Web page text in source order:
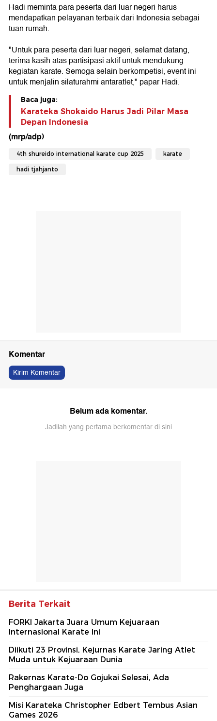
Hadi meminta para peserta dari luar negeri harus
mendapatkan pelayanan terbaik dari Indonesia sebagai
tuan rumah.
"Untuk para peserta dari luar negeri, selamat datang,
terima kasih atas partisipasi aktif untuk mendukung
kegiatan karate. Semoga selain berkompetisi, event ini
untuk menjalin silaturahmi antaratlet," papar Hadi.
Baca juga:
Karateka Shokaido Harus Jadi Pilar Masa
Depan Indonesia
(mrp/adp)
4th shureido international karate cup 2025 karate
hadi tjahjanto
Komentar
Kirim Komentar
Belum ada komentar.
Jadilah yang pertama berkomentar di sini
Berita Terkait
FORKI Jakarta Juara Umum Kejuaraan
Internasional Karate Ini
Diikuti 23 Provinsi, Kejurnas Karate Jaring Atlet
Muda untuk Kejuaraan Dunia
Rakernas Karate-Do Gojukai Selesai, Ada
Penghargaan Juga
Misi Karateka Christopher Edbert Tembus Asian
Games 2026